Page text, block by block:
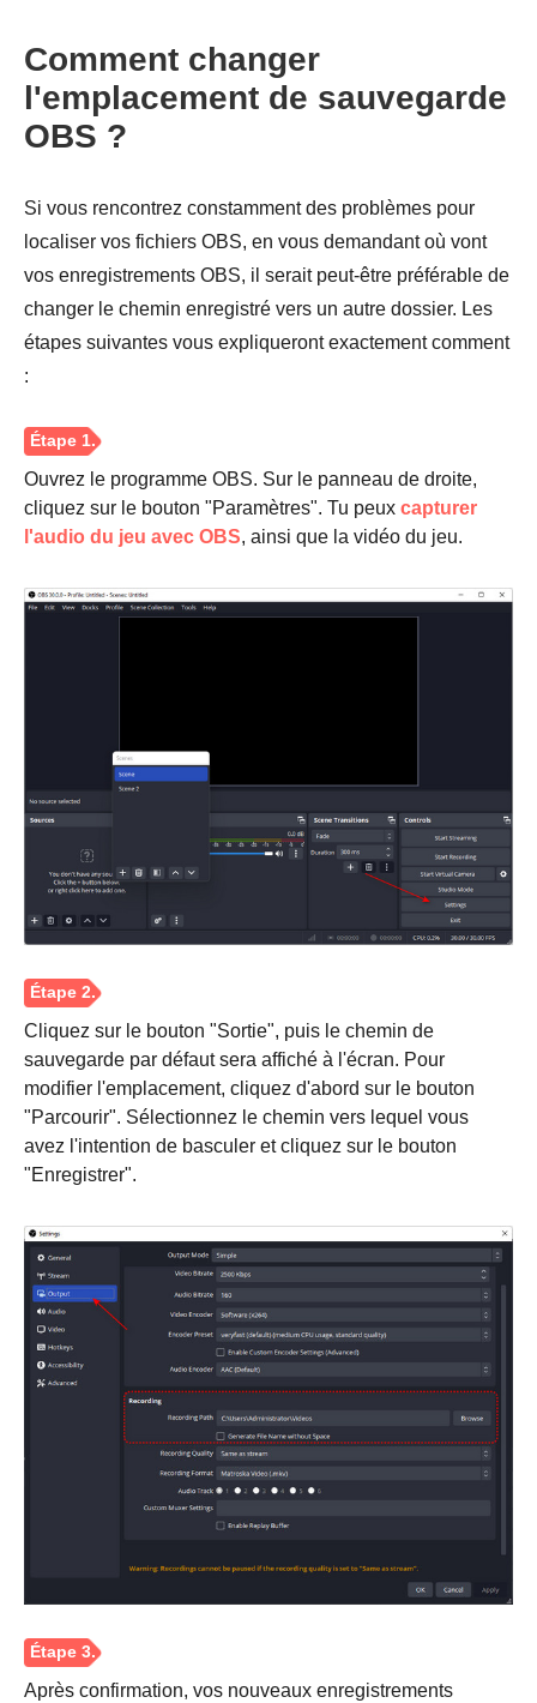
Comment changer
l'emplacement de sauvegarde
OBS ?
Si vous rencontrez constamment des problèmes pour
localiser vos fichiers OBS, en vous demandant où vont
vos enregistrements OBS, il serait peut-être préférable de
changer le chemin enregistré vers un autre dossier. Les
étapes suivantes vous expliqueront exactement comment
:
Étape 1.
Ouvrez le programme OBS. Sur le panneau de droite,
cliquez sur le bouton "Paramètres". Tu peux capturer
l'audio du jeu avec OBS, ainsi que la vidéo du jeu.
Cliquez sur le bouton "Sortie", puis le chemin de
sauvegarde par défaut sera affiché à l'écran. Pour
modifier l'emplacement, cliquez d'abord sur le bouton
"Parcourir". Sélectionnez le chemin vers lequel vous
avez l'intention de basculer et cliquez sur le bouton
"Enregistrer".
Après confirmation, vos nouveaux enregistrements